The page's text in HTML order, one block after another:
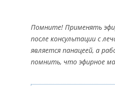
Помните! Применять
после консультации с
является панацеей, а
помнить, что эфирное